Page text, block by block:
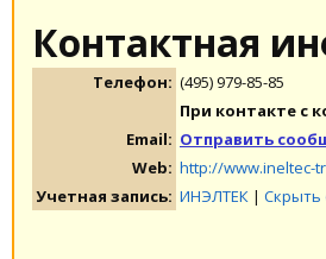
Контактная
Телефон: (495) 979-85-85
При контакте с
Email: Отправить
Web: http://www.ineltec-
Учетная запись: ИНЭЛТЕК | Скрыть